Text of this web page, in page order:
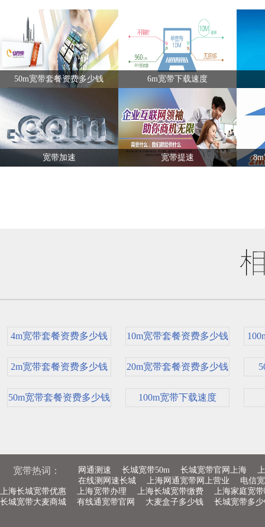
50m宽带套餐资费多少钱 6m宽带下载速度
宽带加速 宽带提速
4m宽带套餐资费多少钱 10m宽带套餐资费多少钱
2m宽带套餐资费多少钱 20m宽带套餐资费多少钱
50m宽带套餐资费多少钱 100m宽带下载速度
宽带热词： 网通测速 长城宽带50m 长城宽带官网上海
在线测网速长城
上海网通宽带网上营业
电信
上海长城宽带优惠
上海宽带办理 上海长城宽带缴费
上海家庭宽
长城宽带大麦商城
有线通宽带官网 大麦盒子多少钱 长城宽带多